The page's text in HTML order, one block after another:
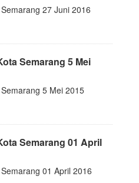
27 Juni 2016
Semarang 5 Mei
5 Mei 2015
Semarang 01 April
01 April 2016